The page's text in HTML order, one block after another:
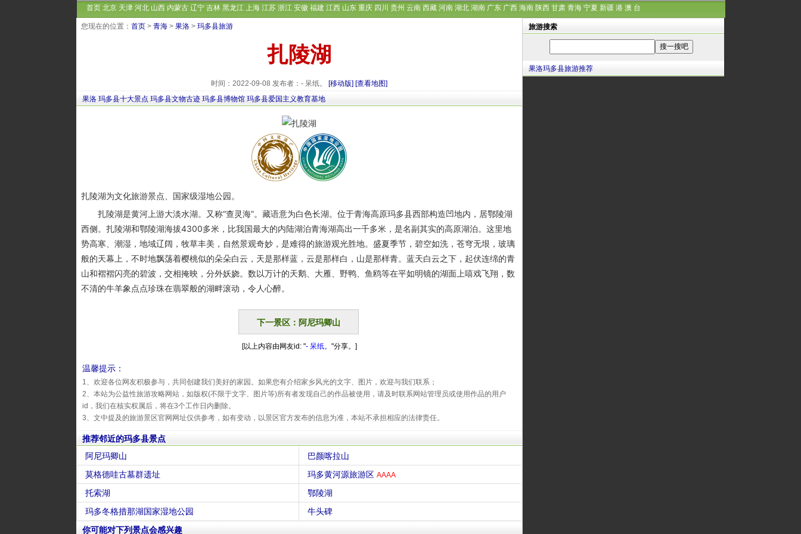
首页 北京 天津 河北 山西 内蒙古 辽宁 吉林 黑龙江 上海 江苏 浙江 安徽 福建 江西 山东 重庆 四川 贵州 云南 西藏 河南 湖北 湖南 广东 广西 海南 陕西 甘肃 青海 宁夏 新疆 港 澳 台
您现在的位置： 首页 > 青海 > 果洛 > 玛多县旅游
扎陵湖
时间：2022-09-08 发布者：- 呆纸。 [移动版] [查看地图]
果洛 玛多县十大景点 玛多县文物古迹 玛多县博物馆 玛多县爱国主义教育基地
扎陵湖为文化旅游景点、国家级湿地公园。
扎陵湖是黄河上游大淡水湖。又称“查灵海”。藏语意为白色长湖。位于青海高原玛多县西部构造凹地内，居鄂陵湖
西侧。扎陵湖和鄂陵湖海拔4300多米，比我国最大的内陆湖泊青海湖高出一千多米，是名副其实的高原湖泊。这里地
势高寒、潮湿，地域辽阔，牧草丰美，自然景观奇妙，是难得的旅游观光胜地。盛夏季节，碧空如洗，苍穹无垠，玻璃
般的天幕上，不时地飘荡着樱桃似的朵朵白云，天是那样蓝，云是那样白，山是那样青。蓝天白云之下，起伏连绵的青
山和褶褶闪亮的碧波，交相掩映，分外妖娆。数以万计的天鹅、大雁、野鸭、鱼鸥等在平如明镜的湖面上嘻戏飞翔，数
不清的牛羊象点点珍珠在翡翠般的湖畔滚动，令人心醉。
下一景区：阿尼玛卿山
[以上内容由网友id: "- 呆纸。 "分享。]
温馨提示：
1、欢迎各位网友积极参与，共同创建我们美好的家园。如果您有介绍家乡风光的文字、图片，欢迎与我们联系；
2、本站为公益性旅游攻略网站，如版权(不限于文字、图片等)所有者发现自己的作品被使用，请及时联系网站管理员或使用作品的用户
id，我们在核实权属后，将在3个工作日内删除。
3、文中提及的旅游景区官网网址仅供参考，如有变动，以景区官方发布的信息为准，本站不承担相应的法律责任。
推荐邻近的玛多县景点
阿尼玛卿山
巴颜喀拉山
莫格德哇古墓群遗址
玛多黄河源旅游区 AAAA
托索湖
鄂陵湖
玛多冬格措那湖国家湿地公园
牛头碑
你可能对下列景点会感兴趣
旅游搜索
果洛玛多县旅游推荐